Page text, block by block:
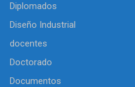
Diplomados
Diseño Industrial
docentes
Doctorado
Documentos